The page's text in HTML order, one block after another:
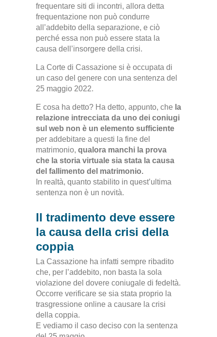
frequentare siti di incontri, allora detta
frequentazione non può condurre
all’addebito della separazione, e ciò
perché essa non può essere stata la
causa dell’insorgere della crisi.
La Corte di Cassazione si è occupata di
un caso del genere con una sentenza del
25 maggio 2022.
E cosa ha detto? Ha detto, appunto, che la
relazione intrecciata da uno dei coniugi
sul web non è un elemento sufficiente
per addebitare a questi la fine del
matrimonio, qualora manchi la prova
che la storia virtuale sia stata la causa
del fallimento del matrimonio.
In realtà, quanto stabilito in quest’ultima
sentenza non è un novità.
Il tradimento deve essere
la causa della crisi della
coppia
La Cassazione ha infatti sempre ribadito
che, per l’addebito, non basta la sola
violazione del dovere coniugale di fedeltà.
Occorre verificare se sia stata proprio la
trasgressione online a causare la crisi
della coppia.
E vediamo il caso deciso con la sentenza